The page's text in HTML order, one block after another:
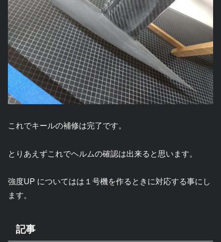
これでキールの補修は完了です。
とりあえずこれでヘルムの確認は出来ると思います。
強度UP についてはは１号機を作るときに対応する事にし
ます。
記事